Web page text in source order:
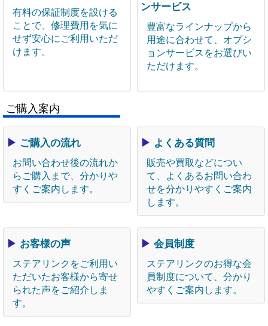
有料の保証制度を設ける
ことで、修理費用を気に
せず安心にご利用いただ
けます。
ンサービス
豊富なラインナップから
用途に合わせて、オプシ
ョンサービスをお選びい
ただけます。
ご購入案内
▶ ご購入の流れ
お問い合わせ後の流れか
らご購入まで、分かりや
すくご案内します。
▶ よくある質問
販売や買取などについ
て、よくあるお問い合わ
せを分かりやすくご案内
します。
▶ お客様の声
ステアリンクをご利用い
ただいたお客様から寄せ
られた声をご紹介しま
す。
▶ 会員制度
ステアリンクのお得な会
員制度について、分かり
やすくご案内します。